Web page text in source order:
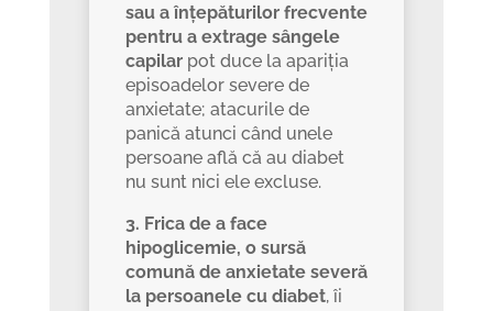
sau a înțepăturilor frecvente
pentru a extrage sângele
capilar pot duce la apariția
episoadelor severe de
anxietate; atacurile de
panică atunci când unele
persoane află că au diabet
nu sunt nici ele excluse.
3. Frica de a face
hipoglicemie, o sursă
comună de anxietate severă
la persoanele cu diabet, îi